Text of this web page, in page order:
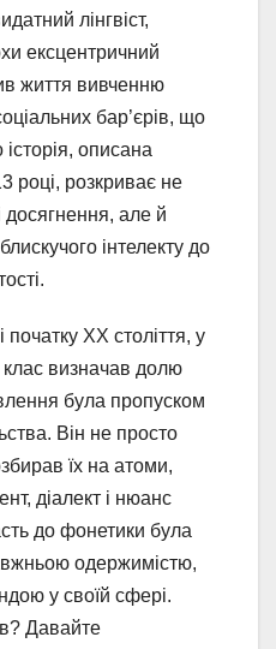
лінгвіст,
ексцентричний
життя вивченню
бар’єрів, що
описана
році, розкриває не
але й
інтелекту до
початку XX століття, у
клас визначав долю
була пропуском
Він не просто
їх на атоми,
діалект і нюанс
до фонетики була
одержимістю,
у своїй сфері.
Давайте